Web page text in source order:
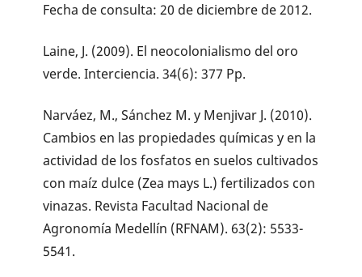
Fecha de consulta: 20 de diciembre de 2012.
Laine, J. (2009). El neocolonialismo del oro
verde. Interciencia. 34(6): 377 Pp.
Narváez, M., Sánchez M. y Menjivar J. (2010).
Cambios en las propiedades químicas y en la
actividad de los fosfatos en suelos cultivados
con maíz dulce (Zea mays L.) fertilizados con
vinazas. Revista Facultad Nacional de
Agronomía Medellín (RFNAM). 63(2): 5533-
5541.